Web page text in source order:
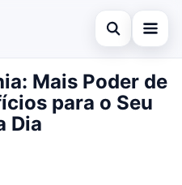
Abrir busca
Mais Poder de
para o Seu
Dia